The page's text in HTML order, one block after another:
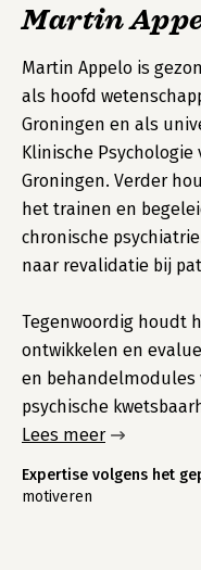
Martin
Martin Appelo is
als hoofd
Groningen en als
Klinische
Groningen. Verder
het trainen en
chronische
naar revalidatie bij
Tegenwoordig houdt
ontwikkelen en
en behandelmodules
psychische
Lees meer
Expertise volgens het
motiveren